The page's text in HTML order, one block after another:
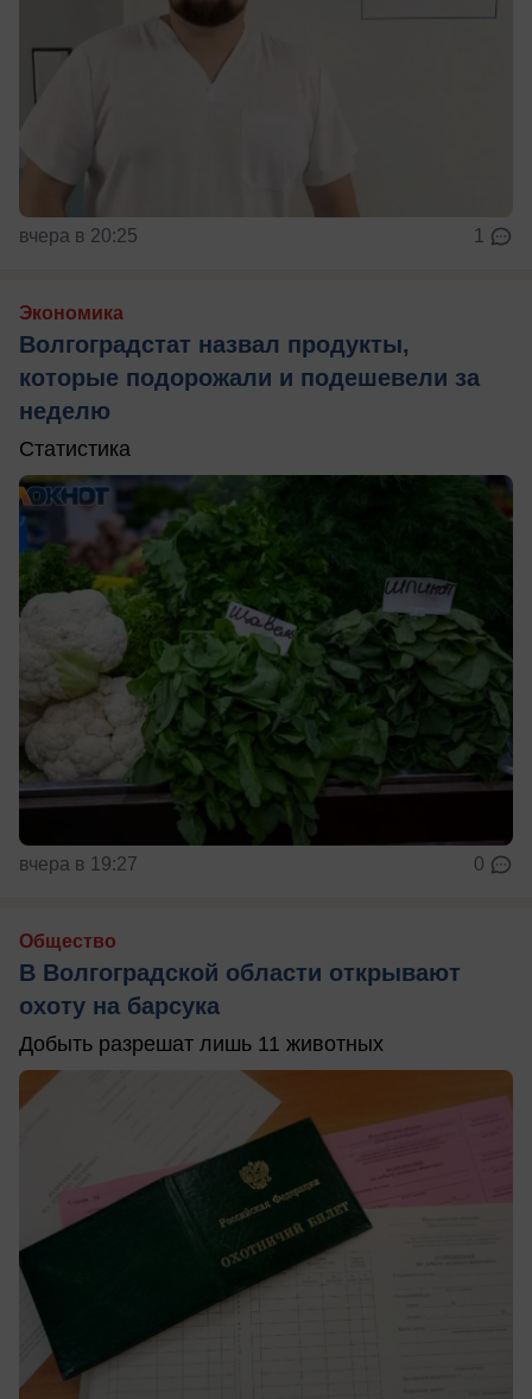
вчера в 20:25 1
Экономика
Волгоградстат назвал продукты,
которые подорожали и подешевели за
неделю
Статистика
вчера в 19:27 0
Общество
В Волгоградской области открывают
охоту на барсука
Добыть разрешат лишь 11 животных